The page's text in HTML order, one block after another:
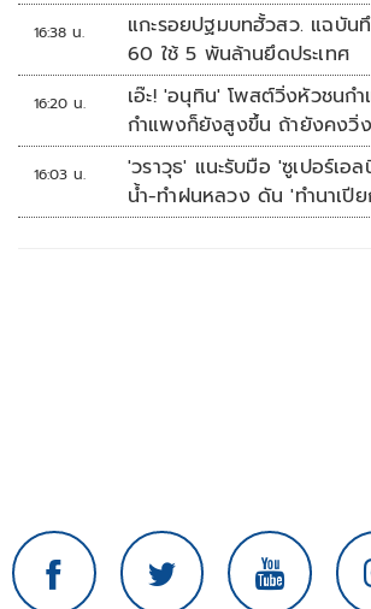
16:38 น.
แกะรอยปฐมบทฮั้วสว. แฉบัน
60 ใช้ 5 พันล้านยึดประเทศ
16:20 น.
เอ๊ะ! 'อนุทิน' โพสต์วิ่งหัวชนก
กำแพงก็ยังสูงขึ้น ถ้ายังคงวิ่
หัวอีก
16:03 น.
'วราวุธ' แนะรับมือ 'ซูเปอร์เอ
น้ำ-ทำฝนหลวง ดัน 'ทำนาเปี